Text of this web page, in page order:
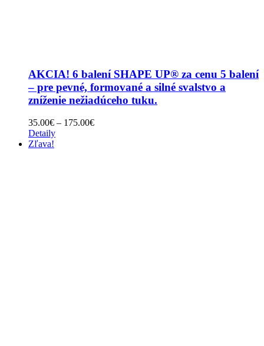
AKCIA! 6 balení SHAPE UP® za cenu 5 balení
– pre pevné, formované a silné svalstvo a
zníženie nežiadúceho tuku.
35.00€ – 175.00€Price
Detaily
Zľava!